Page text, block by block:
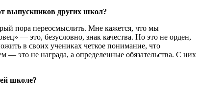
выпускников других школ?
пора переосмыслить. Мне кажется, что мы
— это, безусловно, знак качества. Но это не орден,
в своих учениках четкое понимание, что
это не награда, а определенные обязательства. С них
школе?